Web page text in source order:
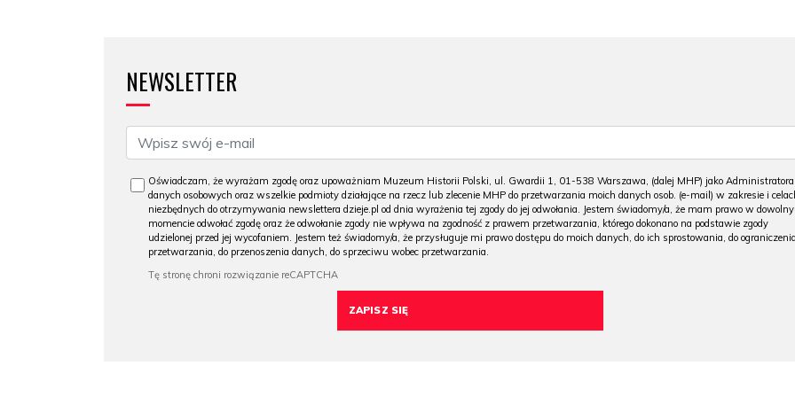
NEWSLETTER
Oświadczam, że wyrażam zgodę oraz upoważniam Muzeum Historii Polski, ul. Gwardii 1, 01-538 Warszawa, (dalej MHP) jako Administratora
danych osobowych oraz wszelkie podmioty działające na rzecz lub zlecenie MHP do przetwarzania moich danych osob. (e-mail) w zakresie i
niezbędnych do otrzymywania newslettera dzieje.pl od dnia wyrażenia tej zgody do jej odwołania. Jestem świadomy/a, że mam prawo w
momencie odwołać zgodę oraz że odwołanie zgody nie wpływa na zgodność z prawem przetwarzania, którego dokonano na podstawie zgody
udzielonej przed jej wycofaniem. Jestem też świadomy/a, że przysługuje mi prawo dostępu do moich danych, do ich sprostowania, do ograniczenia
przetwarzania, do przenoszenia danych, do sprzeciwu wobec przetwarzania.